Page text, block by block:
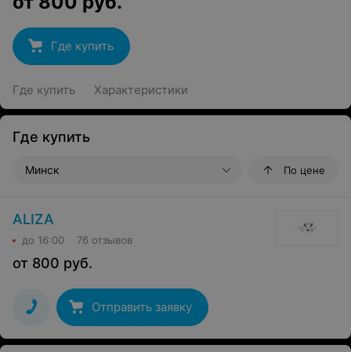
Где купить
Где купить Характеристики
Где купить
Минск По цене
ALIZA
до 16:00 76 отзывов
от 800 руб.
Отправить заявку